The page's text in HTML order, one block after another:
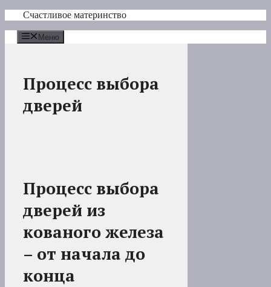
Перейти
содержимому
Счастливое материнство
Меню
Процесс выбора
дверей
Процесс выбора
дверей из
кованого железа
– от начала до
конца